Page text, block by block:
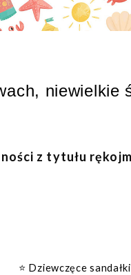
niewielkie
z tytułu
⭐️ Dziewczęce